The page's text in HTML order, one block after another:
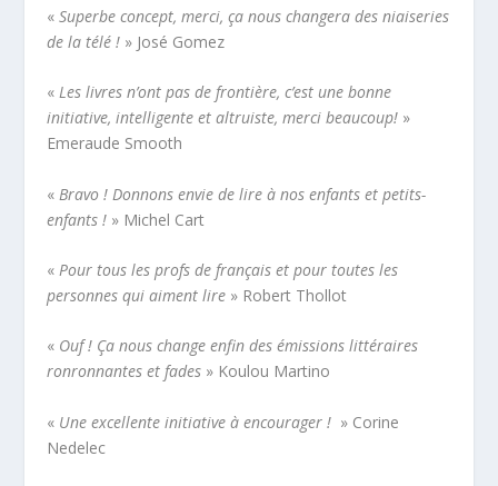
«Superbe concept, merci, ça nous changera des niaiseries
de la télé ! » José Gomez
«Les livres n’ont pas de frontière, c’est une bonne
initiative, intelligente et altruiste, merci beaucoup! »
Emeraude Smooth
« Bravo ! Donnons envie de lire à nos enfants et petits-
enfants ! » Michel Cart
«Pour tous les profs de français et pour toutes les
personnes qui aiment lire » Robert Thollot
« Ouf ! Ça nous change enfin des émissions littéraires
ronronnantes et fades » Koulou Martino
« Une excellente initiative à encourager ! » Corine
Nedelec